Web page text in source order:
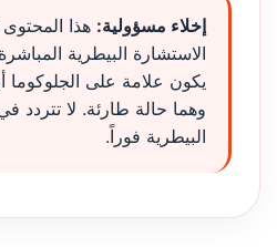
إخلاء مسؤولية: هذا
الاستشارة البيطرية
يكون علامة على الجلوكوما
وهما حالة طارئة. لا تتردد
البيطرية فوراً.